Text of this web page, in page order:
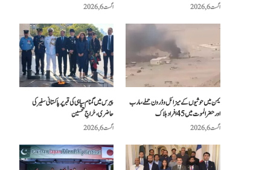
اگست 6, 2026 اگست 6, 2026
پیرس میں گمنام سپاہی کی قبر پر پاکستانی سفیر کی
حاضری، خراجِ تحسین
اگست 6, 2026
یمن میں حوثیوں کے میزائل و ڈرون حملے، مارب
اور حضرالموت میں 45 افراد ہلاک
اگست 6, 2026